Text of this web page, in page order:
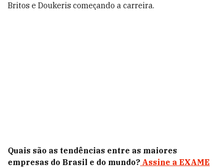
Britos e Doukeris começando a carreira.
Quais são as tendências entre as maiores
empresas do Brasil e do mundo? Assine a EXAME